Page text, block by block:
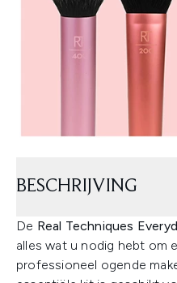
BESCHRIJVING
De Real Techniques
alles wat u nodig hebt om
professioneel ogende